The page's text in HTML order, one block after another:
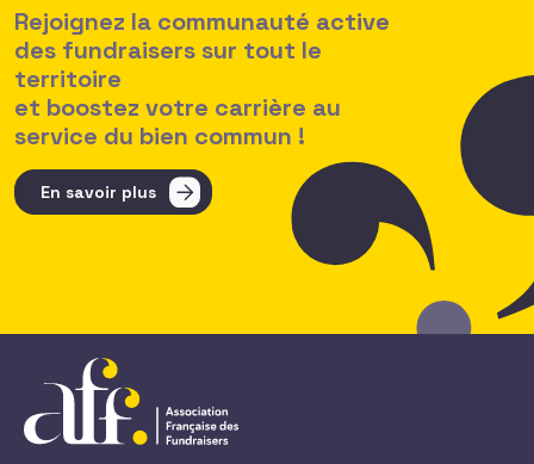
Rejoignez la communauté active
des fundraisers sur tout le
territoire
et boostez votre carrière au
service du bien commun !
En savoir plus